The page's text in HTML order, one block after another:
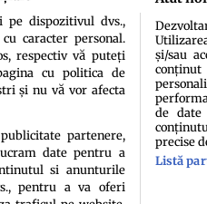
Politica de cookies
pe dispozitivul dvs.,
caracter personal.
respectiv vă puteți
cu politica de
și nu vă vor afecta
partenere,
date pentru a
si anunturile
pentru a va oferi
și/sau
de
precise
Listă